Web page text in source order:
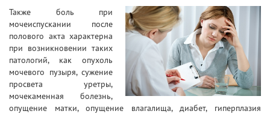
Также боль при
мочеиспускании после
полового акта характерна
при возникновении таких
патологий, как опухоль
мочевого пузыря, сужение
просвета уретры,
мочекаменная болезнь,
опущение матки, опущение влагалища, диабет, гиперплазия